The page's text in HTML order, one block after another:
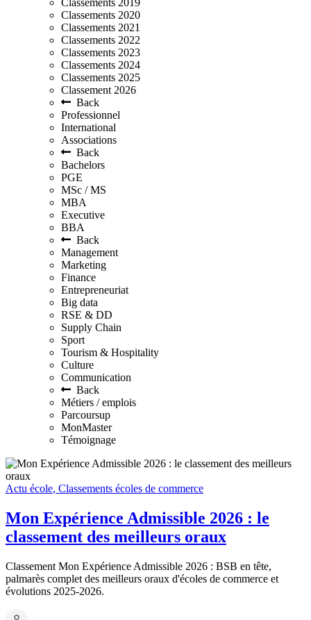
Classements 2020
Classements 2021
Classements 2022
Classements 2023
Classements 2024
Classements 2025
Classement 2026
Back
Professionnel
International
Associations
Back
Bachelors
PGE
MSc / MS
MBA
Executive
BBA
Back
Management
Marketing
Finance
Entrepreneuriat
Big data
RSE & DD
Supply Chain
Sport
Tourism & Hospitality
Culture
Communication
Back
Métiers / emplois
Parcoursup
MonMaster
Témoignage
Actu école, Classements écoles de commerce
Mon Expérience Admissible 2026 : le
classement des meilleurs oraux
Classement Mon Expérience Admissible 2026 : BSB en tête,
palmarès complet des meilleurs oraux d'écoles de commerce et
évolutions 2025-2026.